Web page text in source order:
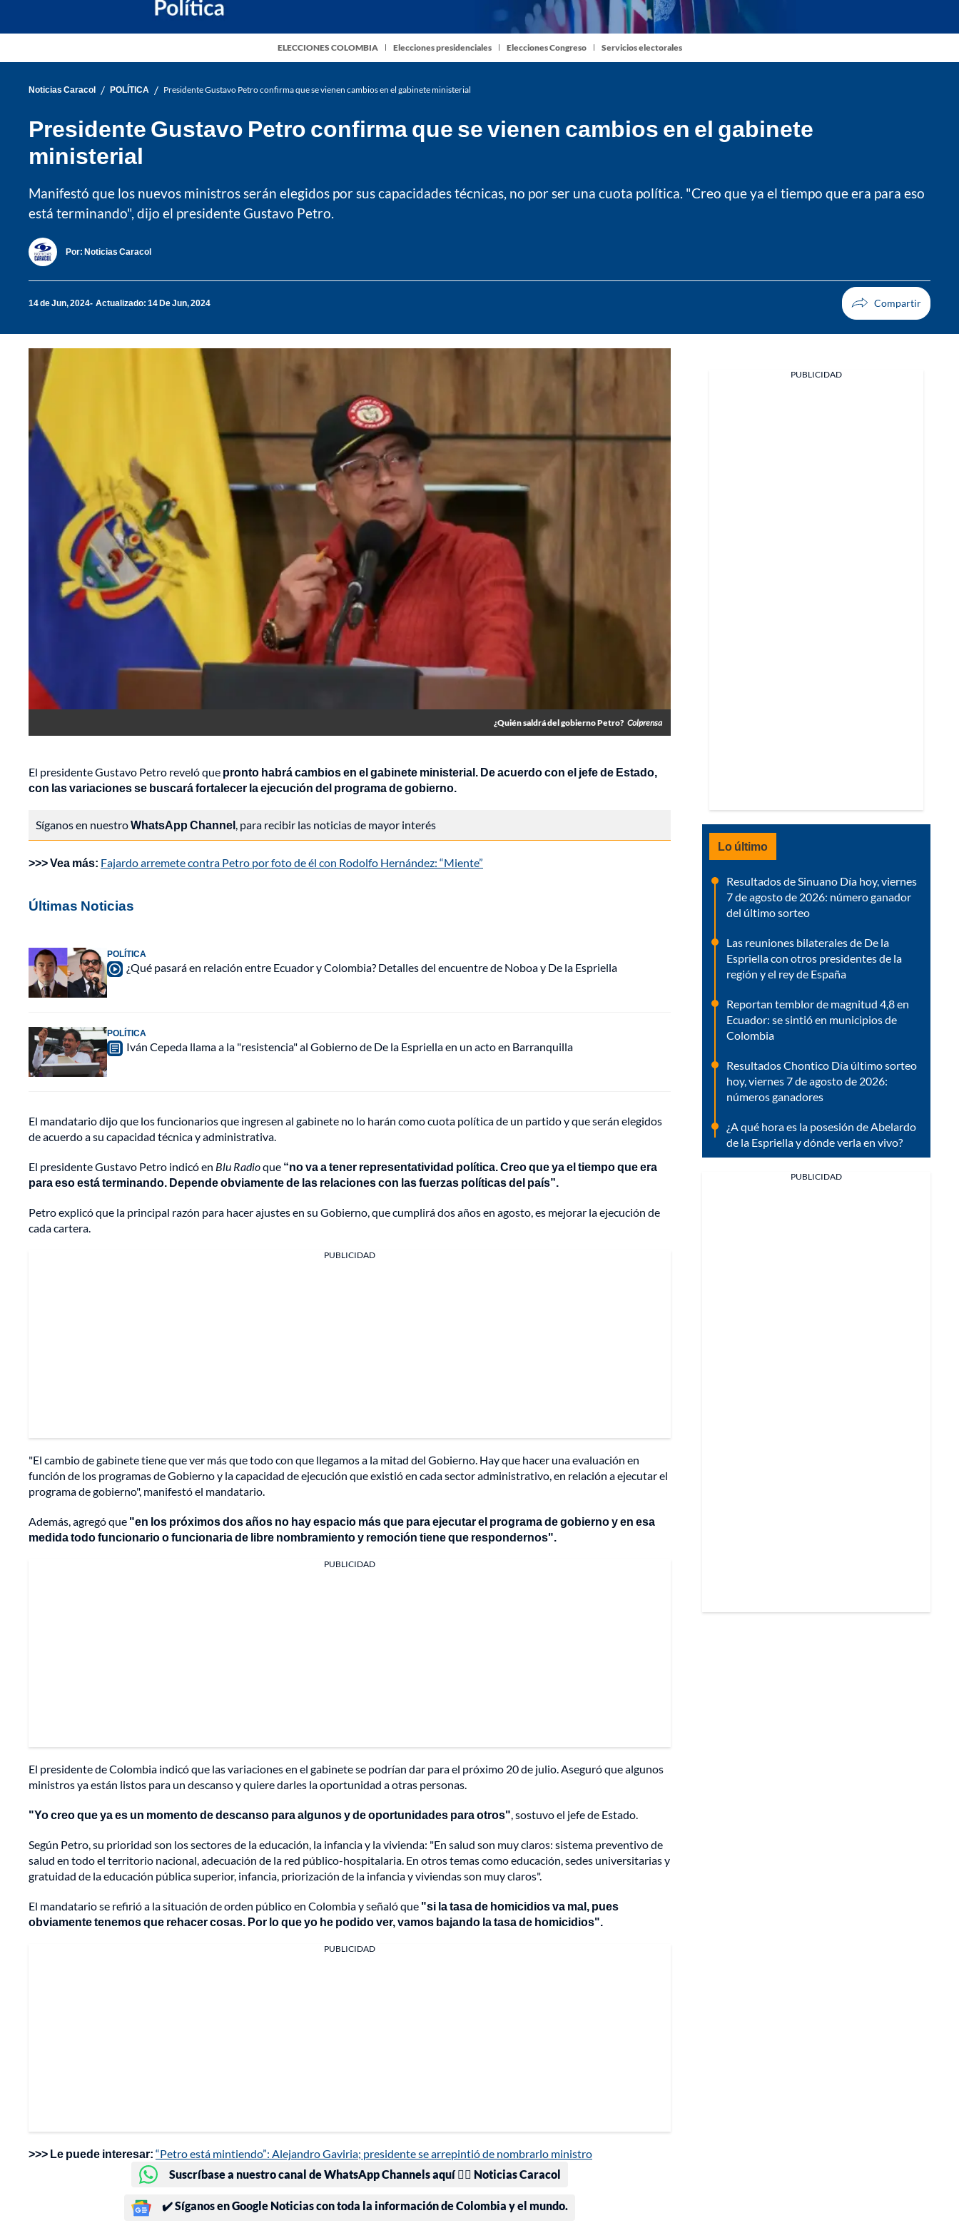
ELECCIONES COLOMBIA Elecciones presidenciales Elecciones Congreso Servicios electorales
Noticias Caracol / POLÍTICA / Presidente Gustavo Petro confirma que se vienen cambios en el gabinete ministerial
Presidente Gustavo Petro confirma que se vienen cambios en el gabinete
ministerial
Manifestó que los nuevos ministros serán elegidos por sus capacidades técnicas, no por ser una cuota política. "Creo que ya el tiempo que era para eso
está terminando", dijo el presidente Gustavo Petro.
Por: Noticias Caracol
14 de Jun, 2024 Actualizado: 14 De Jun, 2024
¿Quién saldrá del gobierno Petro? Colprensa
El presidente Gustavo Petro reveló que pronto habrá cambios en el gabinete ministerial. De acuerdo con el jefe de Estado,
con las variaciones se buscará fortalecer la ejecución del programa de gobierno.
Síganos en nuestroWhatsApp Channel, para recibir las noticias de mayor interés
>>> Vea más: Fajardo arremete contra Petro por foto de él con Rodolfo Hernández: “Miente”
Últimas Noticias
POLÍTICA
¿Qué pasará en relación entre Ecuador y Colombia? Detalles del encuentre de Noboa y De la Espriella
POLÍTICA
Iván Cepeda llama a la "resistencia" al Gobierno de De la Espriella en un acto en Barranquilla
El mandatario dijo que los funcionarios que ingresen al gabinete no lo harán como cuota política de un partido y que serán elegidos
de acuerdo a su capacidad técnica y administrativa.
El presidente Gustavo Petro indicó en Blu Radioque “no va a tener representatividad política. Creo que ya el tiempo que era
para eso está terminando. Depende obviamente de las relaciones con las fuerzas políticas del país”.
Petro explicó que la principal razón para hacer ajustes en su Gobierno, que cumplirá dos años en agosto, es mejorar la ejecución de
cada cartera.
PUBLICIDAD
"El cambio de gabinete tiene que ver más que todo con que llegamos a la mitad del Gobierno. Hay que hacer una evaluación en
función de los programas de Gobierno y la capacidad de ejecución que existió en cada sector administrativo, en relación a ejecutar el
programa de gobierno", manifestó el mandatario.
Además, agregó que "en los próximos dos años no hay espacio más que para ejecutar el programa de gobierno y en esa
medida todo funcionario o funcionaria de libre nombramiento y remoción tiene que respondernos".
PUBLICIDAD
El presidente de Colombia indicó que las variaciones en el gabinete se podrían dar para el próximo 20 de julio. Aseguró que algunos
ministros ya están listos para un descanso y quiere darles la oportunidad a otras personas.
"Yo creo que ya es un momento de descanso para algunos y de oportunidades para otros", sostuvo el jefe de Estado.
Según Petro, su prioridad son los sectores de la educación, la infancia y la vivienda: "En salud son muy claros: sistema preventivo de
salud en todo el territorio nacional, adecuación de la red público-hospitalaria. En otros temas como educación, sedes universitarias y
gratuidad de la educación pública superior, infancia, priorización de la infancia y viviendas son muy claros".
El mandatario se refirió a la situación de orden público en Colombia y señaló que "si la tasa de homicidios va mal, pues
obviamente tenemos que rehacer cosas. Por lo que yo he podido ver, vamos bajando la tasa de homicidios".
PUBLICIDAD
>>> Le puede interesar: “Petro está mintiendo”: Alejandro Gaviria; presidente se arrepintió de nombrarlo ministro
Suscríbase a nuestro canal de WhatsApp Channels aquí 👉🏻 Noticias Caracol
✔️ Síganos en Google Noticias con toda la información de Colombia y el mundo.
PUBLICIDAD
Lo último
Resultados de Sinuano Día hoy, viernes
7 de agosto de 2026: número ganador
del último sorteo
Las reuniones bilaterales de De la
Espriella con otros presidentes de la
región y el rey de España
Reportan temblor de magnitud 4,8 en
Ecuador: se sintió en municipios de
Colombia
Resultados Chontico Día último sorteo
hoy, viernes 7 de agosto de 2026:
números ganadores
¿A qué hora es la posesión de Abelardo
de la Espriella y dónde verla en vivo?
PUBLICIDAD